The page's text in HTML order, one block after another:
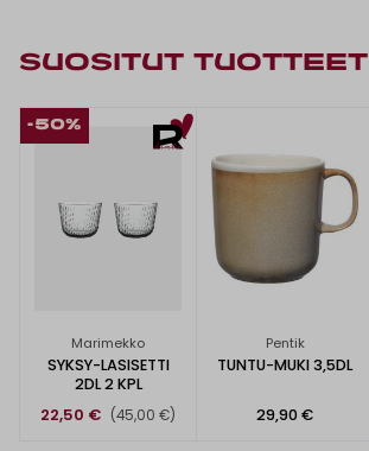
SUOSITUT TUOTTEET
-50%
Marimekko
SYKSY-LASISETTI
2DL 2 KPL
22,50 € (45,00 €)
Pentik
TUNTU-MUKI 3,5DL
29,90 €